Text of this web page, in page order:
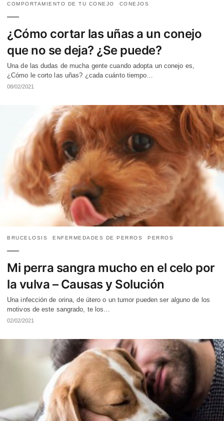
COMPORTAMIENTO DE TU CONEJO CONEJOS
¿Cómo cortar las uñas a un conejo
que no se deja? ¿Se puede?
Una de las dudas de mucha gente cuando adopta un conejo es,
¿Cómo le corto las uñas? ¿cada cuánto tiempo…
08/02/2021
BRUCELOSIS ENFERMEDADES DE PERROS PERROS
Mi perra sangra mucho en el celo por
la vulva – Causas y Solución
Una infección de orina, de útero o un tumor pueden ser alguno de los
motivos de este sangrado, te los…
02/02/2021